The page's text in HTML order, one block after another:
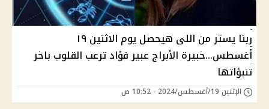
ربنا يستر من اللى هيحصل يوم الاثنين ١٩
أغسطس...خبيرة الأبراج عبير فؤاد ترعب القلوب باخر
تنبؤاتها
الإثنين 19/أغسطس/2024 - 10:52 ص